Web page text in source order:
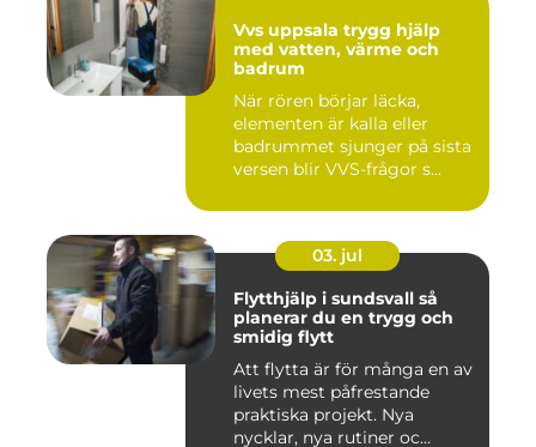
Vvs uppsala trygg hjälp
med vatten, värme och
badrum
När rören börjar läcka,
elementen är kalla eller
badrummet sjunger på sista
versen blir VVS-frågor s...
03. jul
Flytthjälp i sundsvall så
planerar du en trygg och
smidig flytt
Att flytta är för många en av
livets mest påfrestande
praktiska projekt. Nya
nycklar, nya rutiner oc...